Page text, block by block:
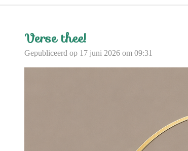
Verse thee!
Gepubliceerd op 17 juni 2026 om 09:31